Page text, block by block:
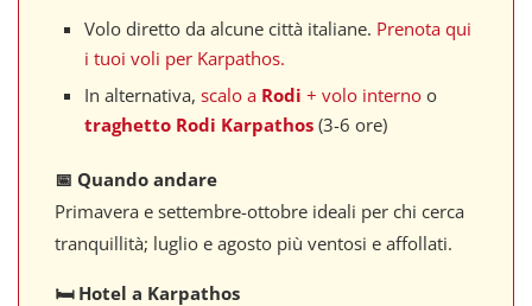
Volo diretto da alcune città italiane. Prenota qui
i tuoi voli per Karpathos.
In alternativa, scalo a Rodi + volo interno o
traghetto Rodi Karpathos (3-6 ore)
📅 Quando andare
Primavera e settembre-ottobre ideali per chi cerca
tranquillità; luglio e agosto più ventosi e affollati.
🛏 Hotel a Karpathos